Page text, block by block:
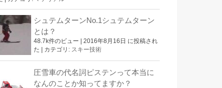
シュテムターンNo.1シュテムターン
とは？
48.7k件のビュー
2016年8月16日 に投稿され
た
カテゴリ: スキー技術
圧雪車の代名詞ピステンって本当に
なんのことか知ってますか？